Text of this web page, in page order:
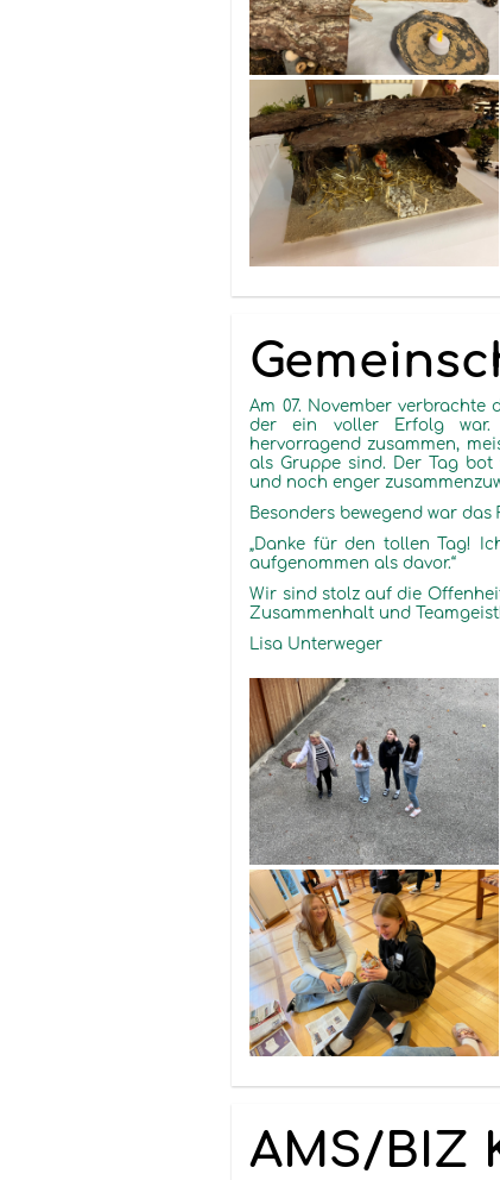
Am 07. November verbrachte
der ein voller Erfolg war.
hervorragend zusammen,
als Gruppe sind. Der Tag bot
und noch enger
Besonders bewegend war
„Danke für den tollen Tag!
aufgenommen als davor.“
Wir sind stolz auf die
Zusammenhalt und Teamgeist!
Lisa Unterweger
AMS/BIZ